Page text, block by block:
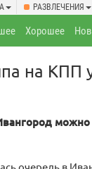
РАЗВЛЕЧЕНИЯ
Хорошее
на КПП